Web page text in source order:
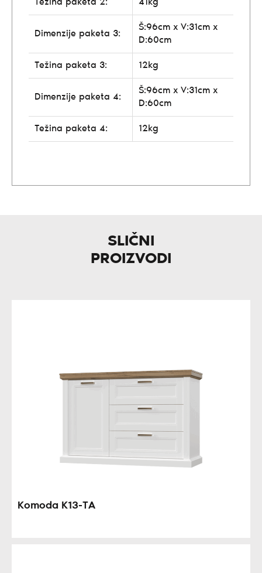
Težina paketa 2: 41kg
Dimenzije paketa 3:
Š:96cm x V:31cm x
D:60cm
Težina paketa 3: 12kg
Dimenzije paketa 4:
Š:96cm x V:31cm x
D:60cm
Težina paketa 4: 12kg
SLIČNI
PROIZVODI
Komoda K13-TA